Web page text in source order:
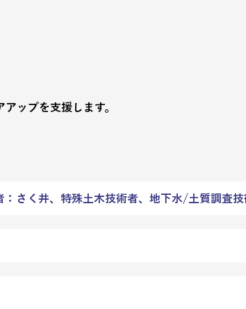
ップを支援します。
さく井、特殊土木技術者、地下水/土質調査